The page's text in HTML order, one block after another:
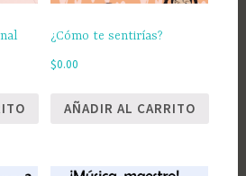
¿Cómo te sentirías?
$0.00
AÑADIR AL CARRITO